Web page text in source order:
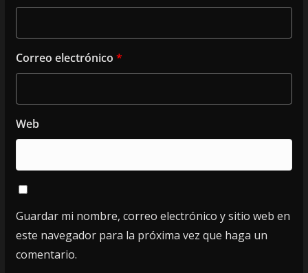
Correo electrónico *
Web
Guardar mi nombre, correo electrónico y sitio web en
este navegador para la próxima vez que haga un
comentario.